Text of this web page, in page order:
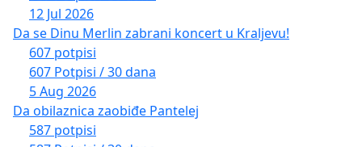
12 Jul 2026
Da se Dinu Merlin zabrani koncert u Kraljevu!
607 potpisi
607 Potpisi / 30 dana
5 Aug 2026
Da obilaznica zaobiđe Pantelej
587 potpisi